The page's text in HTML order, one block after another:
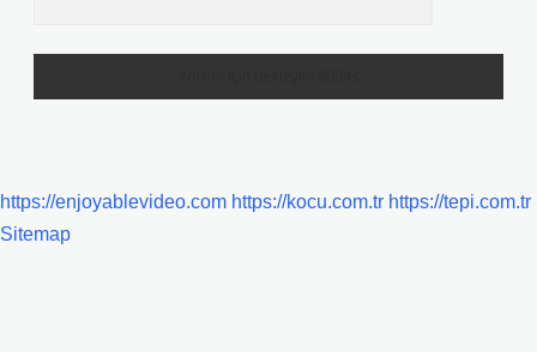
https://enjoyablevideo.com https://kocu.com.tr https://tepi.com.tr
Sitemap